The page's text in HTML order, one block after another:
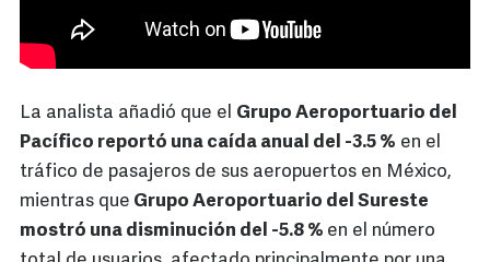
La analista añadió que el Grupo Aeroportuario del
Pacífico reportó una caída anual del -3.5 % en el
tráfico de pasajeros de sus aeropuertos en México,
mientras que Grupo Aeroportuario del Sureste
mostró una disminución del -5.8 % en el número